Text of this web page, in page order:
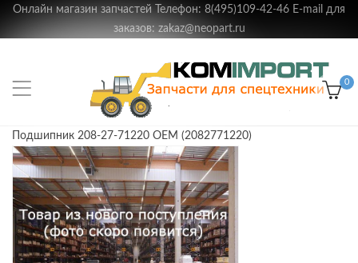
Онлайн магазин запчастей Телефон: 8(495)109-42-46 E-mail для
заказов: zakaz@neopart.ru
0
Подшипник 208-27-71220 OEM (2082771220)